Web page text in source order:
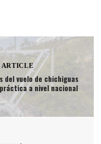
ARTICLE
del vuelo de chichiguas
a nivel nacional